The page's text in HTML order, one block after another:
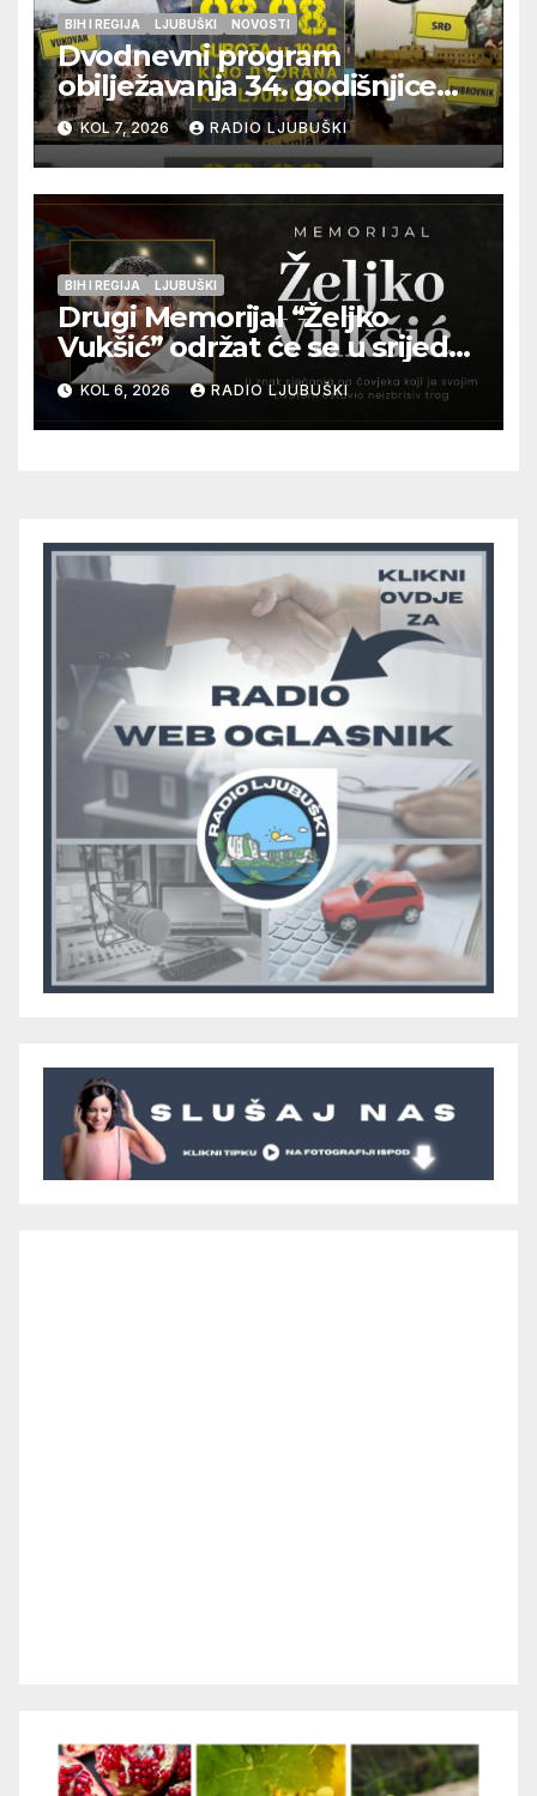
BIH I REGIJA LJUBUŠKI NOVOSTI
Dvodnevni program
obilježavanja 34. godišnjice
pogibije generala Blaža
Kraljevića i osmorice
pripadnika HOS-a
KOL 7, 2026 RADIO LJUBUŠKI
BIH I REGIJA LJUBUŠKI
Drugi Memorijal “Željko
Vukšić” održat će se u srijedu
12. kolovoza u Otoku
KOL 6, 2026 RADIO LJUBUŠKI